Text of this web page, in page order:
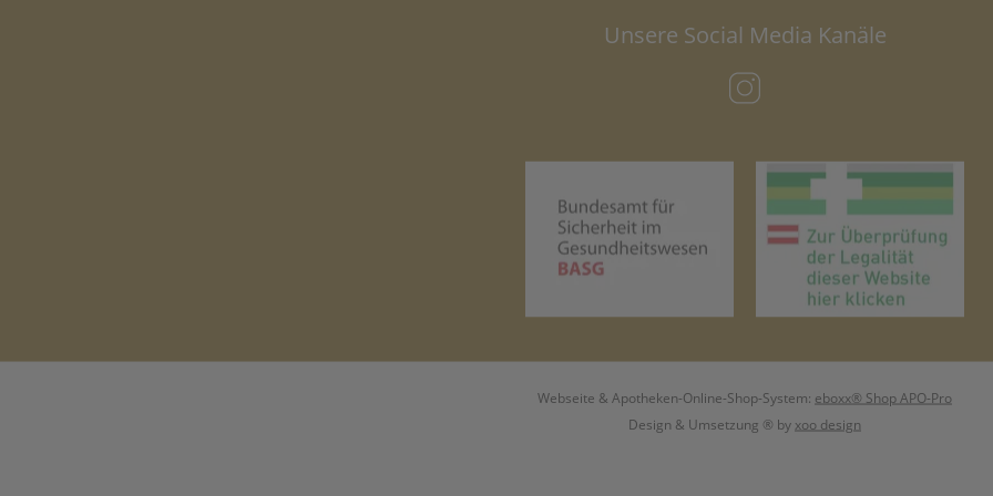
Unsere Social Media Kanäle
(öffnet in neuem Tab)
Webseite & Apotheken-Online-Shop-System: eboxx® Shop APO-Pro
Design & Umsetzung ® by xoo design